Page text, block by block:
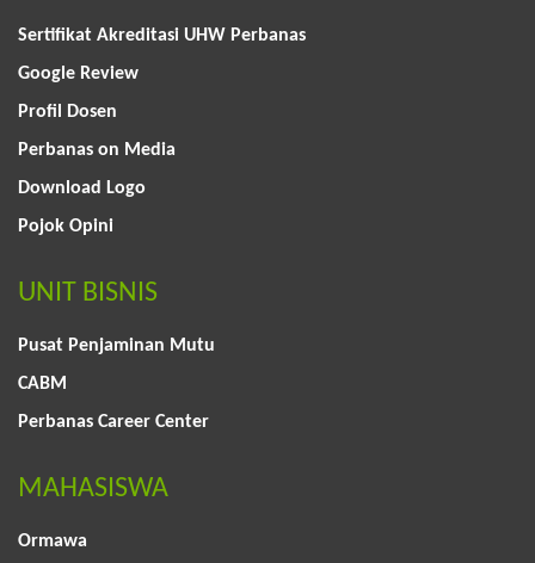
Sertifikat Akreditasi UHW Perbanas
Google Review
Profil Dosen
Perbanas on Media
Download Logo
Pojok Opini
UNIT BISNIS
Pusat Penjaminan Mutu
CABM
Perbanas Career Center
MAHASISWA
Ormawa